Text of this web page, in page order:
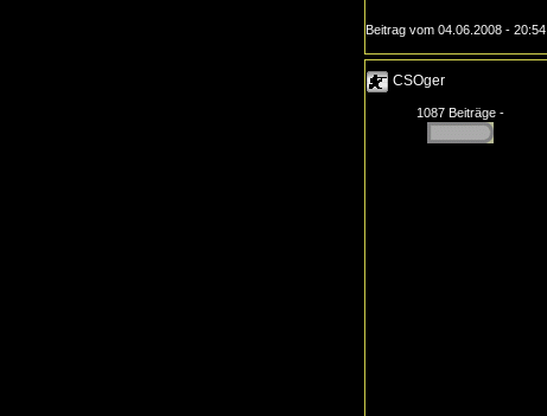
Beitrag vom 04.06.2008 - 20:54
CSOger
1087 Beiträge -